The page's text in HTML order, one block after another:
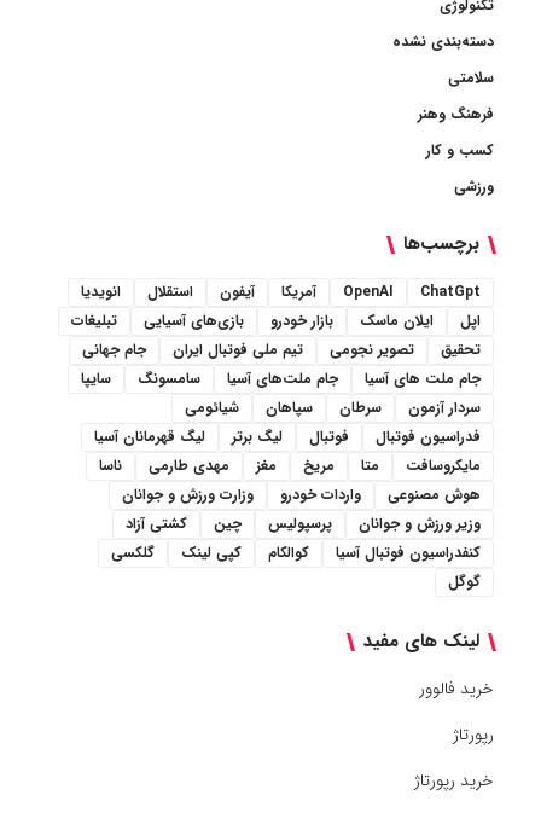
تکنولوژی
دسته‌بندی نشده
سلامتی
فرهنگ وهنر
کسب و کار
ورزشی
برچسب‌ها
ChatGpt
OpenAI آمریکا آیفون استقلال
انویدیا
اپل
ایلان ماسک بازار خودرو بازی‌های آسیایی
تبلیغات
تحقیق
تصویر نجومی تیم ملی فوتبال ایران
جام جهانی
جام ملت های آسیا
جام ملت‌های آسیا سامسونگ
سایپا
سردار آزمون
سرطان سپاهان
شیائومی
فدراسیون فوتبال
فوتبال لیگ برتر
لیگ قهرمانان آسیا
مایکروسافت
متا مریخ مغز مهدی طارمی
ناسا
هوش مصنوعی
واردات خودرو
وزارت ورزش و جوانان
وزیر ورزش و جوانان
پرسپولیس چین
کشتی آزاد
کنفدراسیون فوتبال آسیا
کوالکام کپی لینک
گلکسی
گوگل
لینک های مفید
خرید فالوور
رپورتاژ
خرید رپورتاژ